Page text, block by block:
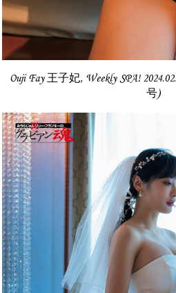
Ouji Fay 王子妃, Weekly SPA!
号)